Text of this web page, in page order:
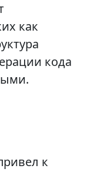
как
кода
к